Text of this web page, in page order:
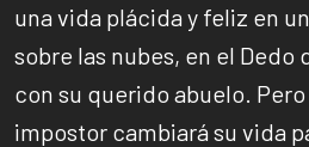
una vida plácida y feliz en
sobre las nubes, en el Dedo
con su querido abuelo.
impostor cambiará su vida